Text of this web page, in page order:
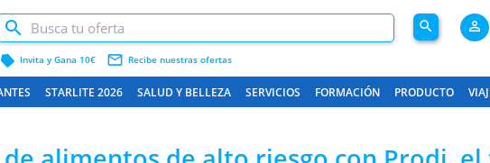
label Invita y Gana 10€ mail_outline Recibe nuestras ofertas
search person_outline
STARLITE 2026 SALUD Y BELLEZA SERVICIOS FORMACIÓN PRODUCTO